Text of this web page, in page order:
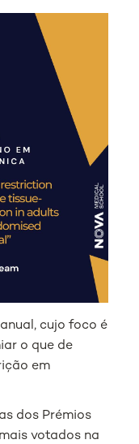
cujo foco é
o que de
em
dos Prémios
votados na